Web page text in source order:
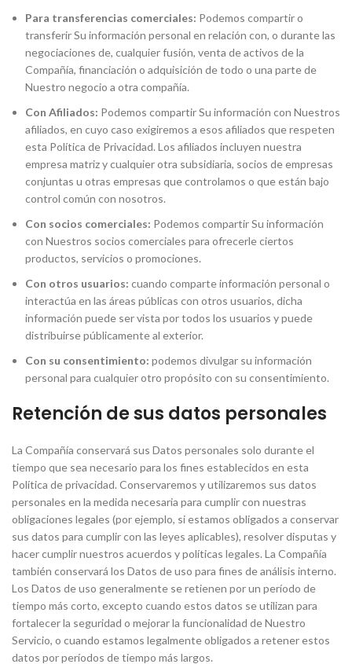
Para transferencias comerciales: Podemos compartir o
transferir Su información personal en relación con, o durante las
negociaciones de, cualquier fusión, venta de activos de la
Compañía, financiación o adquisición de todo o una parte de
Nuestro negocio a otra compañía.
Con Afiliados: Podemos compartir Su información con Nuestros
afiliados, en cuyo caso exigiremos a esos afiliados que respeten
esta Política de Privacidad. Los afiliados incluyen nuestra
empresa matriz y cualquier otra subsidiaria, socios de empresas
conjuntas u otras empresas que controlamos o que están bajo
control común con nosotros.
Con socios comerciales: Podemos compartir Su información
con Nuestros socios comerciales para ofrecerle ciertos
productos, servicios o promociones.
Con otros usuarios: cuando comparte información personal o
interactúa en las áreas públicas con otros usuarios, dicha
información puede ser vista por todos los usuarios y puede
distribuirse públicamente al exterior.
Con su consentimiento: podemos divulgar su información
personal para cualquier otro propósito con su consentimiento.
Retención de sus datos personales
La Compañía conservará sus Datos personales solo durante el
tiempo que sea necesario para los fines establecidos en esta
Política de privacidad. Conservaremos y utilizaremos sus datos
personales en la medida necesaria para cumplir con nuestras
obligaciones legales (por ejemplo, si estamos obligados a conservar
sus datos para cumplir con las leyes aplicables), resolver disputas y
hacer cumplir nuestros acuerdos y políticas legales. La Compañía
también conservará los Datos de uso para fines de análisis interno.
Los Datos de uso generalmente se retienen por un período de
tiempo más corto, excepto cuando estos datos se utilizan para
fortalecer la seguridad o mejorar la funcionalidad de Nuestro
Servicio, o cuando estamos legalmente obligados a retener estos
datos por períodos de tiempo más largos.